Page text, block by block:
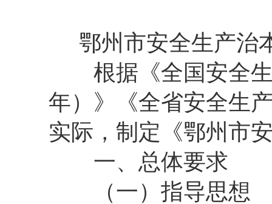
鄂州市安全生产治
根据《全国安全生
年）》《全省安全生
实际，制定《鄂州市
一、总体要求
（一）指导思想